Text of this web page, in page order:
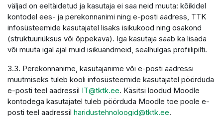
väljad on eeltäidetud ja kasutaja ei saa neid muuta: kõikidel
kontodel ees- ja perekonnanimi ning e-posti aadress, TTK
infosüsteemide kasutajatel lisaks isikukood ning osakond
(struktuuriüksus või õppekava). Iga kasutaja saab ka lisada
või muuta igal ajal muid isikuandmeid, sealhulgas profiilipilti.
3.3. Perekonnanime, kasutajanime või e-posti aadressi
muutmiseks tuleb kooli infosüsteemide kasutajatel pöörduda
e-posti teel aadressil IT@tktk.ee. Käsitsi loodud Moodle
kontodega kasutajatel tuleb pöörduda Moodle toe poole e-
posti teel aadressil haridustehnoloogid@tktk.ee.